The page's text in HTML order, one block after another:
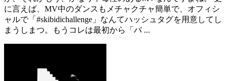
に言えば、MV中のダンスもメチャクチャ簡単で、オフィシ
ャルで「#skibidichallenge」なんてハッシュタグを用意してし
まうしまつ。もうコレは最初から「バ ...